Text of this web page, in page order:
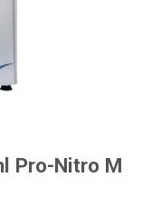
Pro-Nitro M